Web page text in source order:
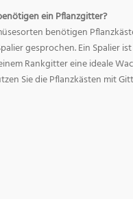
ein Pflanzgitter?
benötigen
gesprochen. Ein Spalier
Rankgitter eine ideale
Sie die Pflanzkästen mit